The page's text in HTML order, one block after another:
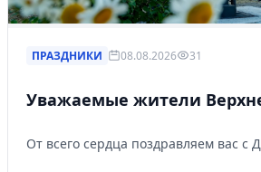
ПРАЗДНИКИ 08.08.2026 31
Уважаемые жители
От всего сердца поздравляем вас с